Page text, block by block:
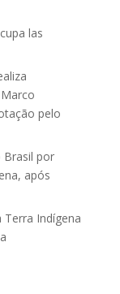
las
pelo
Brasil por
após
Terra Indígena